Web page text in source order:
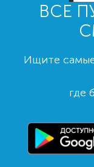
ВСЕ
Ищите
где